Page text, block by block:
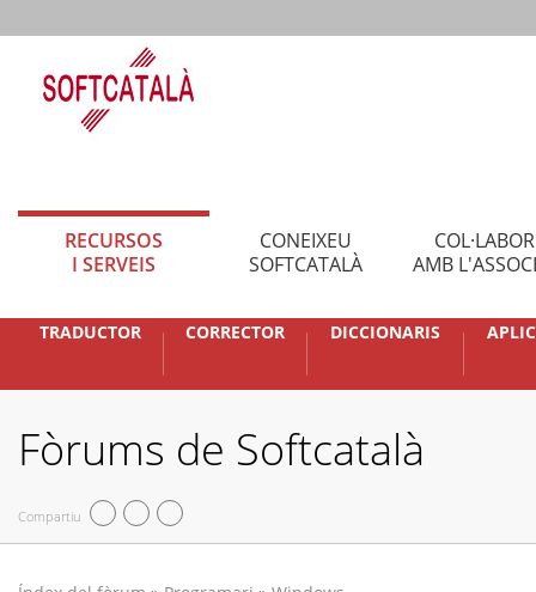
RECURSOS
I SERVEIS
CONEIXEU
SOFTCATALÀ
AMB
TRADUCTOR CORRECTOR DICCIONARIS
Fòrums de Softcatalà
Compartiu